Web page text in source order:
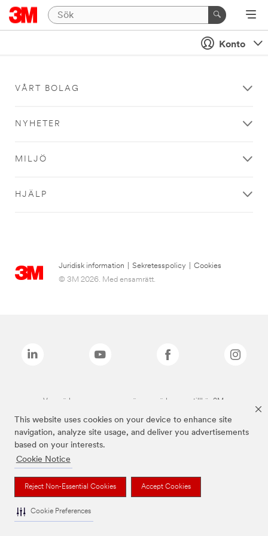
This website uses cookies on your device to enhance site
navigation, analyze site usage, and deliver you advertisements
based on your interests.
Cookie Notice
Reject Non-Essential Cookies Accept Cookies
Cookie Preferences
Konto
VÅRT BOLAG
NYHETER
MILJÖ
HJÄLP
Juridisk information Sekretesspolicy
Cookies
© 3M 2026. Med ensamrätt.
Varumärken som anges ovan är varumärken som tillhör 3M.